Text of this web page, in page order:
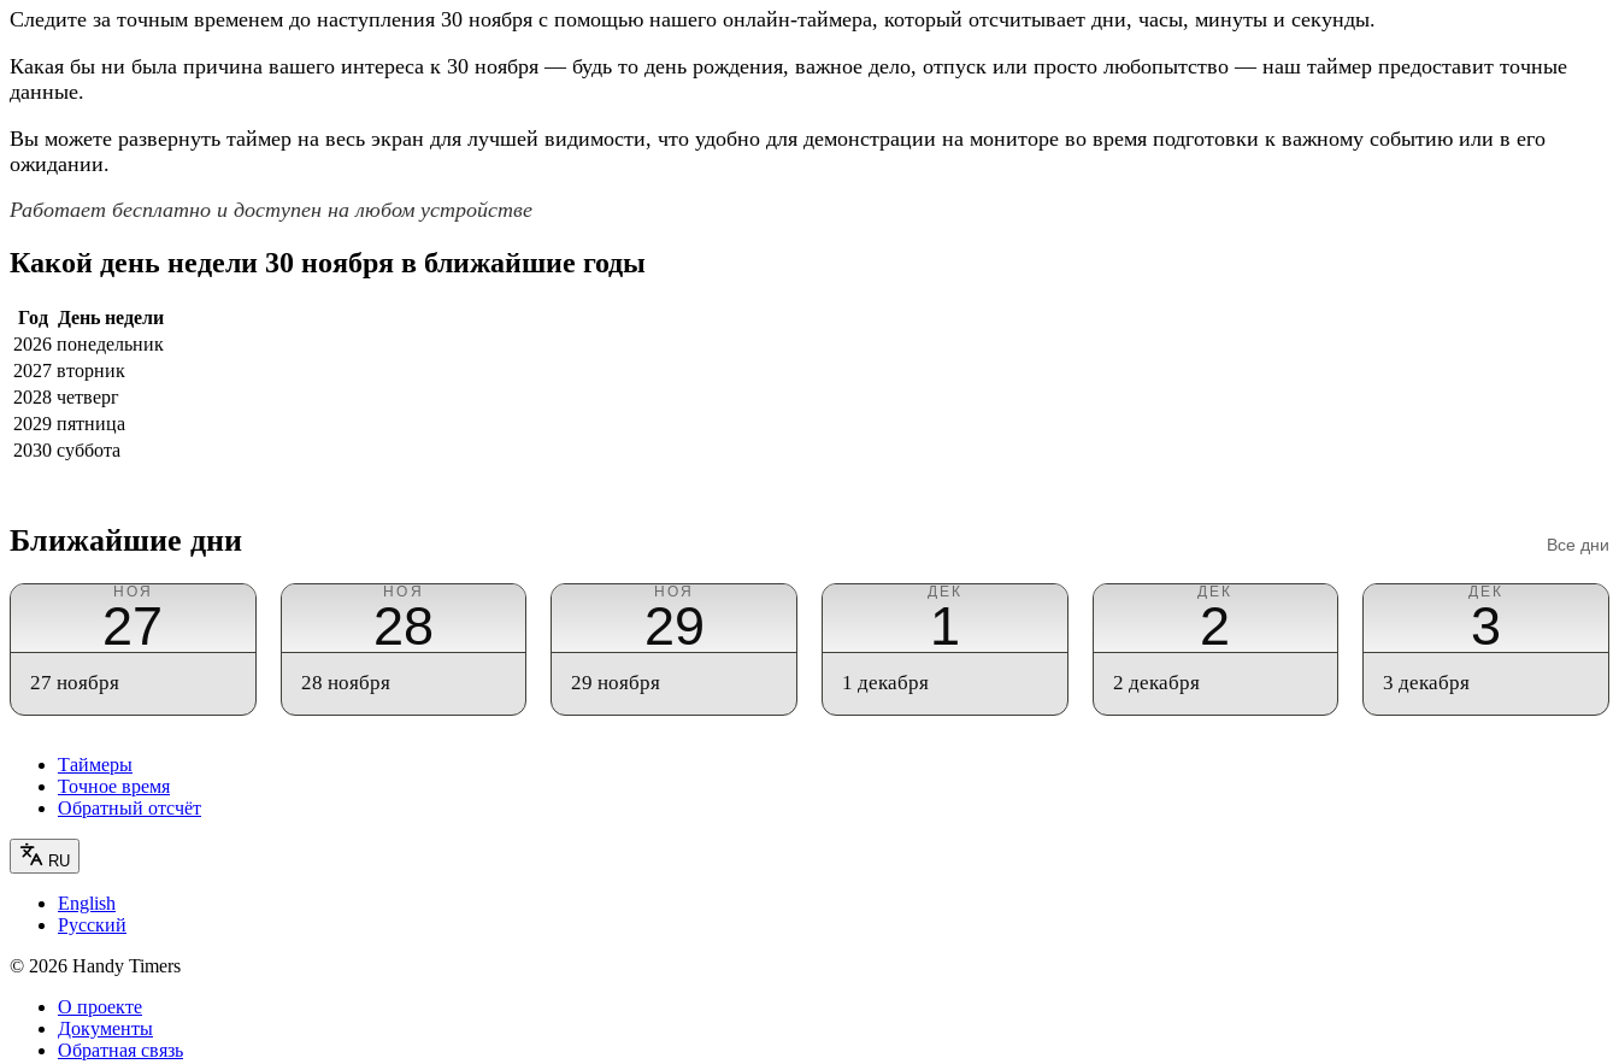
Следите за точным временем до наступления 30 ноября с помощью нашего онлайн-таймера, который отсчитывает дни, часы, минуты и секунды.
Какая бы ни была причина вашего интереса к 30 ноября — будь то день рождения, важное дело, отпуск или просто любопытство — наш таймер предоставит точные
данные.
Вы можете развернуть таймер на весь экран для лучшей видимости, что удобно для демонстрации на мониторе во время подготовки к важному событию или в его
ожидании.
Работает бесплатно и доступен на любом устройстве
Какой день недели 30 ноября в ближайшие годы
Год
День недели
2026 понедельник
2027 вторник
2028 четверг
2029 пятница
2030 суббота
Ближайшие дни Все дни
НОЯ
27
27 ноября
НОЯ
28
28 ноября
НОЯ
29
29 ноября
ДЕК
1
1 декабря
ДЕК
2
2 декабря
ДЕК
3
3 декабря
Таймеры
Точное время
Обратный отсчёт
RU
English
Русский
© 2026 Handy Timers
О проекте
Документы
Обратная связь